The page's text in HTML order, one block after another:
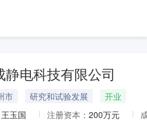
静电科技有限公司
市 研究和试验发展
开业
王玉国 注册资本： 200万元